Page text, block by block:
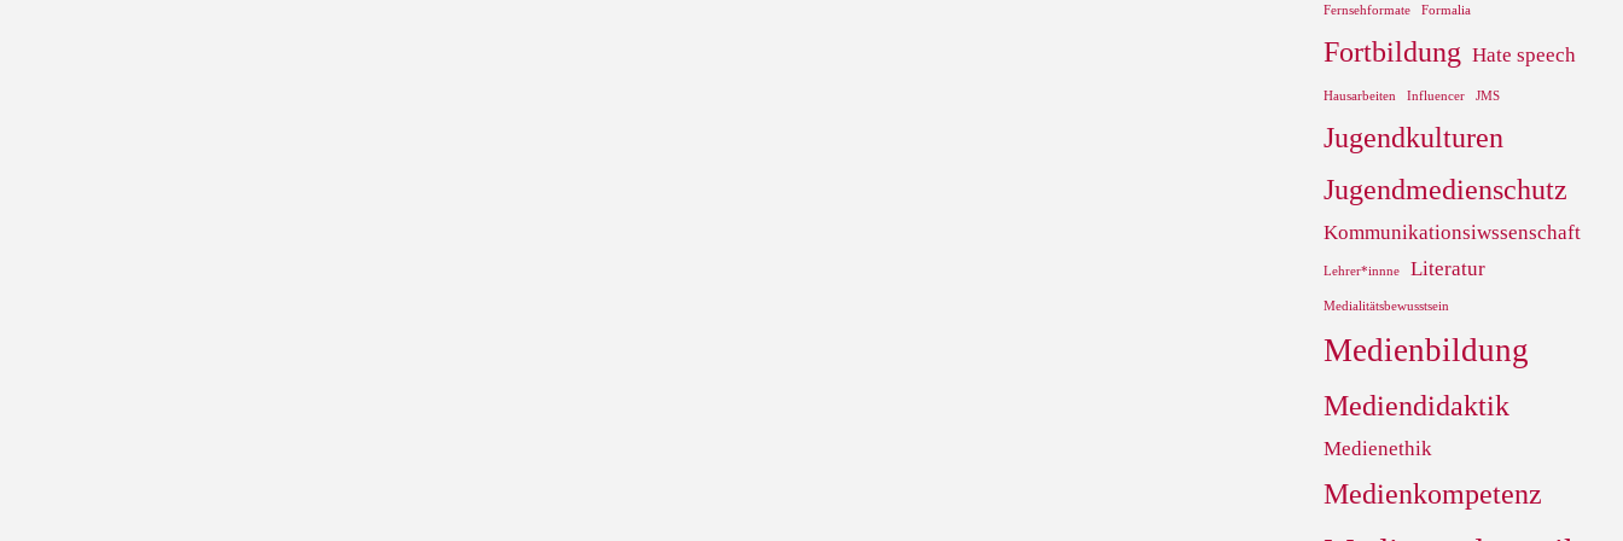
Fernsehformate Formalia
Fortbildung Hate speech
Hausarbeiten Influencer JMS
Jugendkulturen
Jugendmedienschutz
Kommunikationsiwssenschaft
Lehrer*innne Literatur
Medialitätsbewusstsein
Medienbildung
Mediendidaktik
Medienethik
Medienkompetenz